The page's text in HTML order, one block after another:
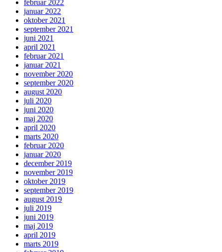
februar 2022
januar 2022
oktober 2021
september 2021
juni 2021
april 2021
februar 2021
januar 2021
november 2020
september 2020
august 2020
juli 2020
juni 2020
maj 2020
april 2020
marts 2020
februar 2020
januar 2020
december 2019
november 2019
oktober 2019
september 2019
august 2019
juli 2019
juni 2019
maj 2019
april 2019
marts 2019